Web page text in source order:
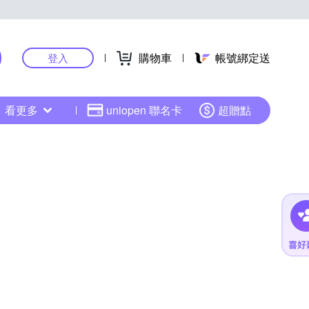
登入 購物車 帳號綁定送
看更多 uniopen 聯名卡 超贈點